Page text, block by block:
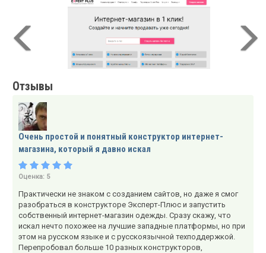
Отзывы
Очень простой и понятный конструктор интернет-
магазина, который я давно искал
Оценка: 5
Практически не знаком с созданием сайтов, но даже я смог
разобраться в конструкторе Эксперт-Плюс и запустить
собственный интернет-магазин одежды. Сразу скажу, что
искал нечто похожее на лучшие западные платформы, но при
этом на русском языке и с русскоязычной техподдержкой.
Перепробовал больше 10 разных конструкторов,